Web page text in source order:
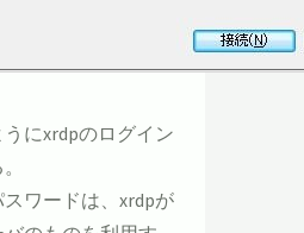
にxrdpのログイン
ワードは、xrdpが